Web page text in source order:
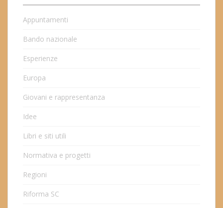
Appuntamenti
Bando nazionale
Esperienze
Europa
Giovani e rappresentanza
Idee
Libri e siti utili
Normativa e progetti
Regioni
Riforma SC